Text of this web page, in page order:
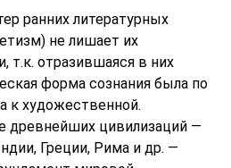
ранних литературных
не лишает их
т.к. отразившаяся в них
форма сознания была по
к художественной.
древнейших цивилизаций —
Греции, Рима и др. —